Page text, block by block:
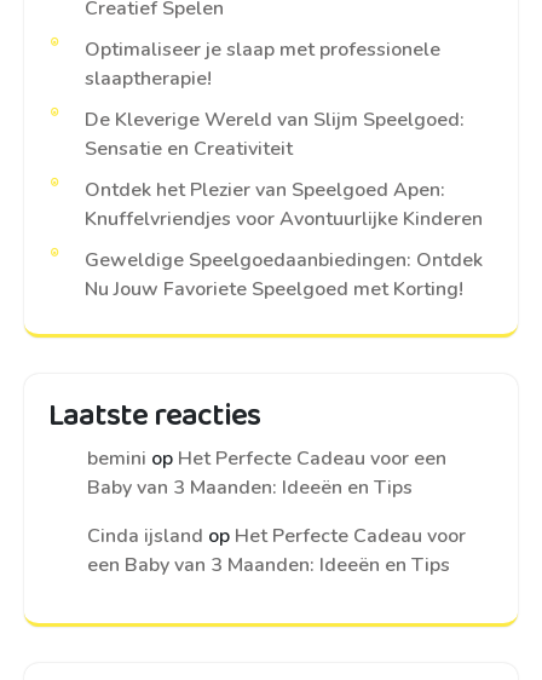
Creatief Spelen
Optimaliseer je slaap met professionele
slaaptherapie!
De Kleverige Wereld van Slijm Speelgoed:
Sensatie en Creativiteit
Ontdek het Plezier van Speelgoed Apen:
Knuffelvriendjes voor Avontuurlijke Kinderen
Geweldige Speelgoedaanbiedingen: Ontdek
Nu Jouw Favoriete Speelgoed met Korting!
Laatste reacties
bemini op Het Perfecte Cadeau voor een
Baby van 3 Maanden: Ideeën en Tips
Cinda ijsland op Het Perfecte Cadeau voor
een Baby van 3 Maanden: Ideeën en Tips